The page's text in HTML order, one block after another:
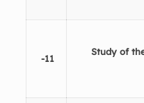
Study of
11-